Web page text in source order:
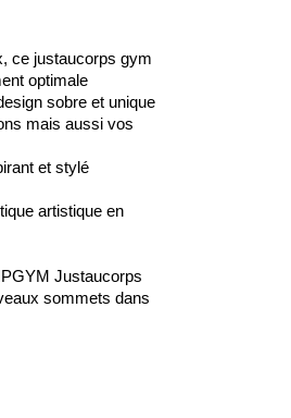
ce justaucorps gym
optimale
sobre et unique
mais aussi vos
et stylé
artistique en
Justaucorps
sommets dans